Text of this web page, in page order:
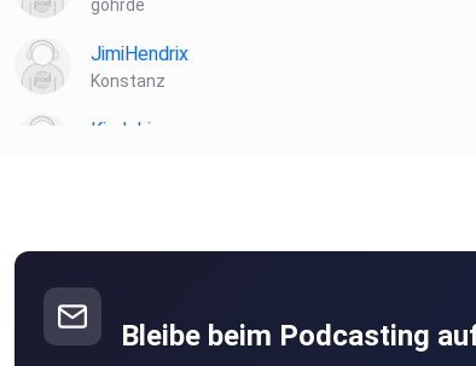
göhrde
JimiHendrix
Konstanz
Kindoki
Bleibe beim Podcasting